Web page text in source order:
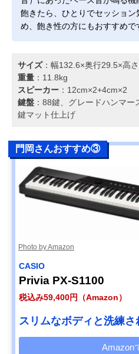
飽きたら、ひとりでセッショ
め、飽き性の方にもおすすめで
サイズ：幅132.6×奥行29.5×高
重量 ：11.8kg
スピーカー ：12cm×2+4cm×2
鍵盤 ：88鍵、グレードハンマ
鍵マット仕上げ
門岡さんおすすめ③
Photo by Amazon
CASIO
Privia PX-S1100
税込み59,400円（Amazon）
スリムなボディと洗練
Amazon